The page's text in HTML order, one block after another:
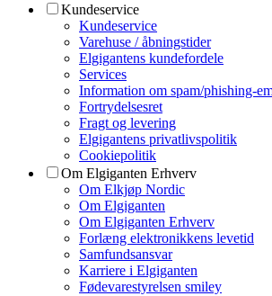
Kundeservice
Kundeservice
Varehuse / åbningstider
Elgigantens kundefordele
Services
Information om spam/phishing-
Fortrydelsesret
Fragt og levering
Elgigantens privatlivspolitik
Cookiepolitik
Om Elgiganten Erhverv
Om Elkjøp Nordic
Om Elgiganten
Om Elgiganten Erhverv
Forlæng elektronikkens levetid
Samfundsansvar
Karriere i Elgiganten
Fødevarestyrelsen smiley